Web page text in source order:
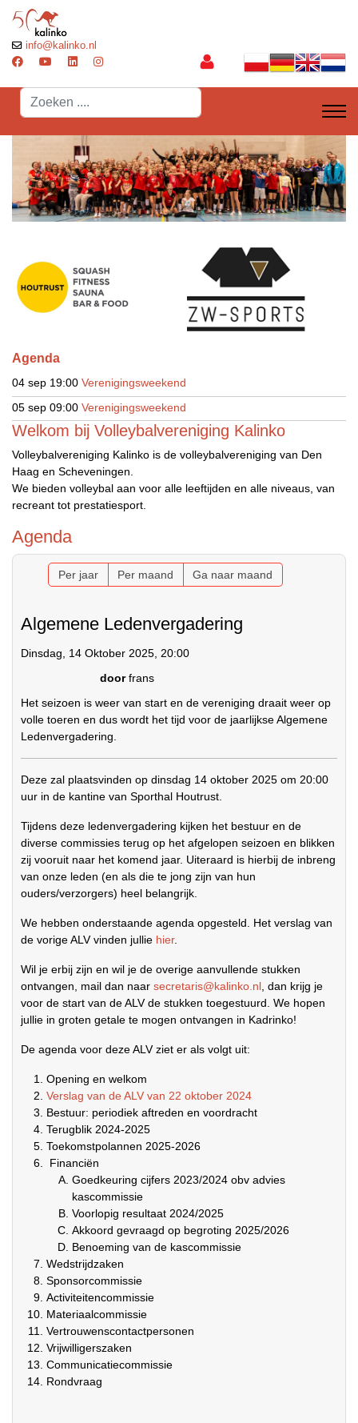
info@kalinko.nl
Search
...
Agenda
04 sep 19:00 Verenigingsweekend
05 sep 09:00 Verenigingsweekend
Welkom bij Volleybalvereniging Kalinko
Volleybalvereniging Kalinko is de volleybalvereniging van Den
Haag en Scheveningen.
We bieden volleybal aan voor alle leeftijden en alle niveaus, van
recreant tot prestatiesport.
Agenda
Per jaar Per maand Ga naar maand
Algemene Ledenvergadering
Dinsdag, 14 Oktober 2025, 20:00
doorfrans
Het seizoen is weer van start en de vereniging draait weer op
volle toeren en dus wordt het tijd voor de jaarlijkse Algemene
Ledenvergadering.
Deze zal plaatsvinden op dinsdag 14 oktober 2025 om 20:00
uur in de kantine van Sporthal Houtrust.
Tijdens deze ledenvergadering kijken het bestuur en de
diverse commissies terug op het afgelopen seizoen en blikken
zij vooruit naar het komend jaar. Uiteraard is hierbij de inbreng
van onze leden (en als die te jong zijn van hun
ouders/verzorgers) heel belangrijk.
We hebben onderstaande agenda opgesteld. Het verslag van
de vorige ALV vinden jullie hier.
Wil je erbij zijn en wil je de overige aanvullende stukken
ontvangen, mail dan naar secretaris@kalinko.nl , dan krijg je
voor de start van de ALV de stukken toegestuurd. We hopen
jullie in groten getale te mogen ontvangen in Kadrinko!
De agenda voor deze ALV ziet er als volgt uit:
Opening en welkom
Verslag van de ALV van 22 oktober 2024
Bestuur: periodiek aftreden en voordracht
Terugblik 2024-2025
Toekomstpolannen 2025-2026
Financiën
Goedkeuring cijfers 2023/2024 obv advies
kascommissie
Voorlopig resultaat 2024/2025
Akkoord gevraagd op begroting 2025/2026
Benoeming van de kascommissie
Wedstrijdzaken
Sponsorcommissie
Activiteitencommissie
Materiaalcommissie
Vertrouwenscontactpersonen
Vrijwilligerszaken
Communicatiecommissie
Rondvraag